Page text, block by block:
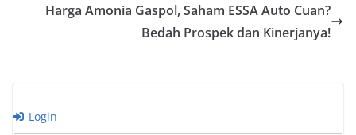
Harga Amonia Gaspol, Saham ESSA Auto Cuan?
Bedah Prospek dan Kinerjanya!
Login